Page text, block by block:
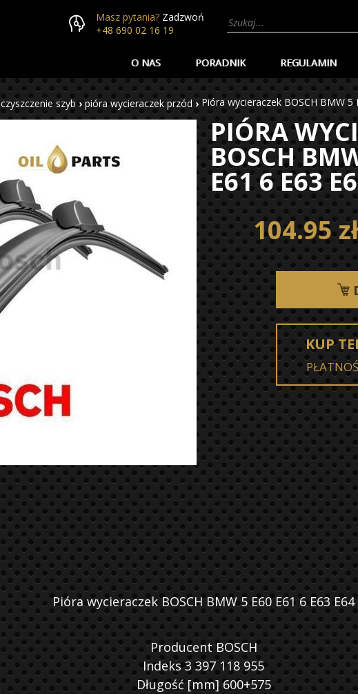
Masz pytania? Zadzwoń
+48 690 02 16 19
O NAS PORADNIK REGULAMIN
czyszczenie szyb › pióra wycieraczek przód › Pióra wycieraczek BOSCH BMW 5
PIÓRA
BOSCH
E61 6 E63
104.95
KUP
Pióra wycieraczek BOSCH BMW 5 E60 E61 6 E63 E64
Producent BOSCH
Indeks 3 397 118 955
Długość [mm] 600+575